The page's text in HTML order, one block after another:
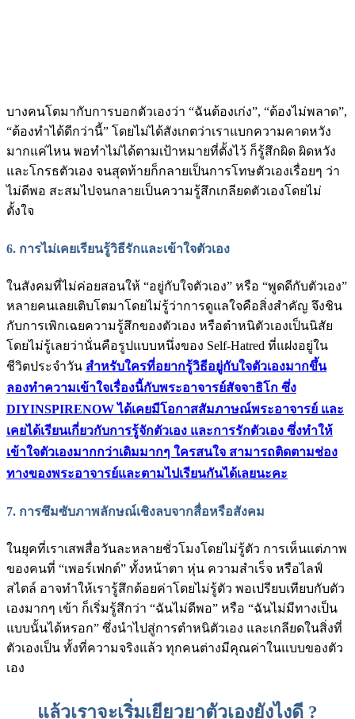
บางคนโตมากับการบอกตัวเองว่า “ฉันต้องเก่ง”, “ต้องไม่พลาด”,
“ต้องทำได้ดีกว่านี้” โดยไม่ได้สังเกตว่าเราแบกความคาดหวัง
มากแค่ไหน พอทำไม่ได้ตามเป้าหมายที่ตั้งไว้ ก็รู้สึกผิด ผิดหวัง
และโกรธตัวเอง จนสุดท้ายก็กลายเป็นการโทษตัวเองเรื่อยๆ ว่า
ไม่ดีพอ สะสมไปจนกลายเป็นความรู้สึกเกลียดตัวเองโดยไม่
ตั้งใจ
6. การไม่เคยเรียนรู้วิธีรักและเข้าใจตัวเอง
ในสังคมที่ไม่ค่อยสอนให้ “อยู่กับใจตัวเอง” หรือ “พูดดีกับตัวเอง”
หลายคนเลยเติบโตมาโดยไม่รู้ว่าการดูแลใจคือสิ่งสำคัญ จึงชิน
กับการเพิกเฉยความรู้สึกของตัวเอง หรือตำหนิตัวเองเป็นนิสัย
โดยไม่รู้เลยว่านั่นคือรูปแบบหนึ่งของ Self-Hatred ที่แฝงอยู่ใน
ชีวิตประจำวัน สำหรับใครที่อยากรู้วิธีอยู่กับใจตัวเองมากขึ้น
ลองทำความเข้าใจเรื่องนี้กับพระอาจารย์สัจจาธิโก ซึ่ง
DIYINSPIRENOW ได้เคยมีโอกาสสัมภาษณ์พระอาจารย์ และ
เคยได้เรียนเกี่ยวกับการรู้จักตัวเอง และการรักตัวเอง ซึ่งทำให้
เข้าใจตัวเองมากกว่าเดิมมากๆ ใครสนใจ สามารถติดตามช่อง
ทางของพระอาจารย์และตามไปเรียนกันได้เลยนะคะ
7. การซึมซับภาพลักษณ์เชิงลบจากสื่อหรือสังคม
ในยุคที่เราเสพสื่อวันละหลายชั่วโมงโดยไม่รู้ตัว การเห็นแต่ภาพ
ของคนที่ “เพอร์เฟกต์” ทั้งหน้าตา หุ่น ความสำเร็จ หรือไลฟ์
สไตล์ อาจทำให้เรารู้สึกด้อยค่าโดยไม่รู้ตัว พอเปรียบเทียบกับตัว
เองมากๆ เข้า ก็เริ่มรู้สึกว่า “ฉันไม่ดีพอ” หรือ “ฉันไม่มีทางเป็น
แบบนั้นได้หรอก” ซึ่งนำไปสู่การตำหนิตัวเอง และเกลียดในสิ่งที่
ตัวเองเป็น ทั้งที่ความจริงแล้ว ทุกคนต่างมีคุณค่าในแบบของตัว
เอง
แล้วเราจะเริ่มเยียวยาตัวเองยังไงดี ?